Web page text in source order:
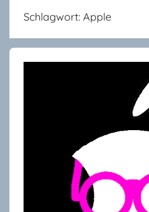
Lehrenden
den
Schlagwort: Apple